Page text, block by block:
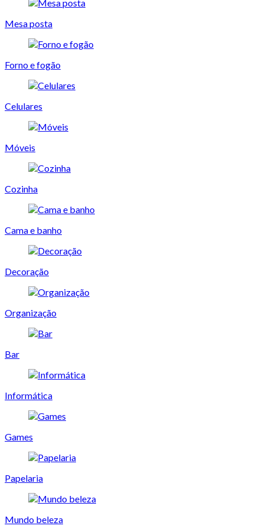
Mesa posta
Forno e fogão
Celulares
Móveis
Cozinha
Cama e banho
Decoração
Organização
Bar
Informática
Games
Papelaria
Mundo beleza